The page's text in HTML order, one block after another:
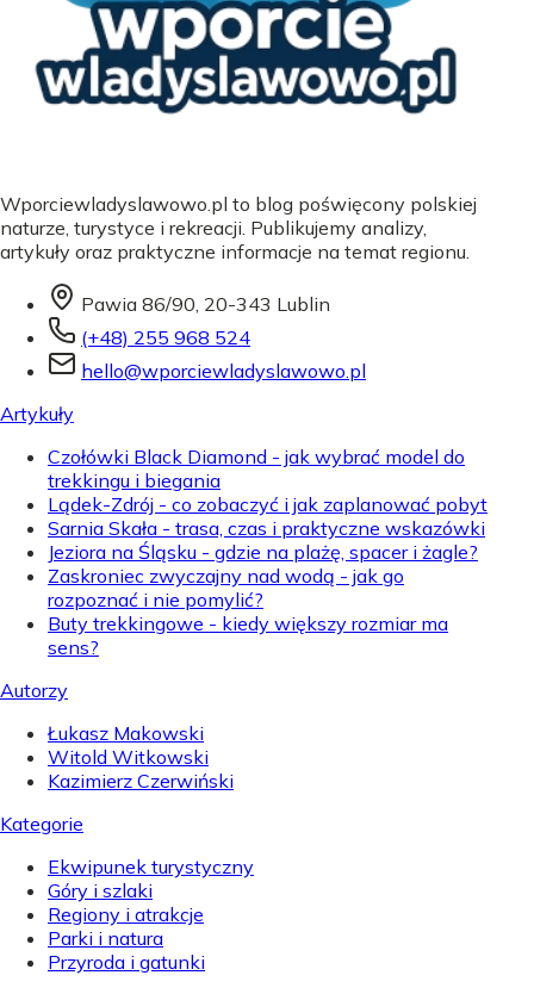
Wporciewladyslawowo.pl to blog poświęcony polskiej
naturze, turystyce i rekreacji. Publikujemy analizy,
artykuły oraz praktyczne informacje na temat regionu.
Pawia 86/90, 20-343 Lublin
(+48) 255 968 524
hello@wporciewladyslawowo.pl
Artykuły
Czołówki Black Diamond - jak wybrać model do
trekkingu i biegania
Lądek-Zdrój - co zobaczyć i jak zaplanować pobyt
Sarnia Skała - trasa, czas i praktyczne wskazówki
Jeziora na Śląsku - gdzie na plażę, spacer i żagle?
Zaskroniec zwyczajny nad wodą - jak go
rozpoznać i nie pomylić?
Buty trekkingowe - kiedy większy rozmiar ma
sens?
Autorzy
Łukasz Makowski
Witold Witkowski
Kazimierz Czerwiński
Kategorie
Ekwipunek turystyczny
Góry i szlaki
Regiony i atrakcje
Parki i natura
Przyroda i gatunki